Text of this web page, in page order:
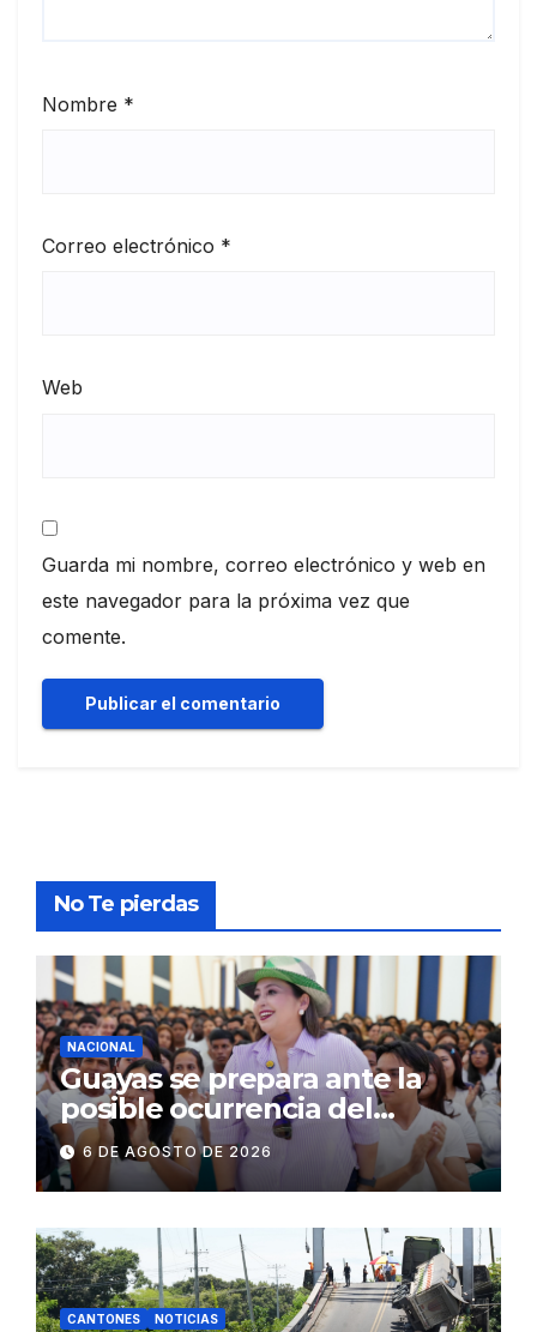
Nombre *
Correo electrónico *
Web
Guarda mi nombre, correo electrónico y web en
este navegador para la próxima vez que
comente.
No Te pierdas
NACIONAL
Guayas se prepara ante la
posible ocurrencia del
fenómeno de El Niño:
Gobierno Nacional capacita a
2.500 jóvenes
6 DE AGOSTO DE 2026
CANTONES NOTICIAS